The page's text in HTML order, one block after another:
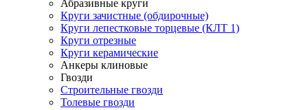
Абразивные круги
Круги зачистные (обдирочные)
Круги лепестковые торцевые (КЛТ 1)
Круги отрезные
Круги керамические
Анкеры клиновые
Гвозди
Строительные гвозди
Толевые гвозди